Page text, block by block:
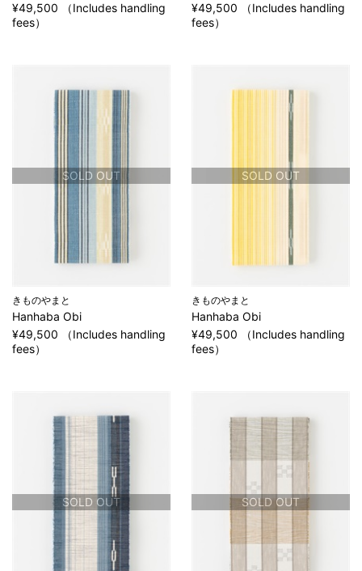
¥49,500 （Includes handling
fees）
¥49,500 （Includes handling
fees）
SOLD OUT
きものやまと
Hanhaba Obi
¥49,500 （Includes handling
fees）
SOLD OUT
きものやまと
Hanhaba Obi
¥49,500 （Includes handling
fees）
SOLD OUT SOLD OUT